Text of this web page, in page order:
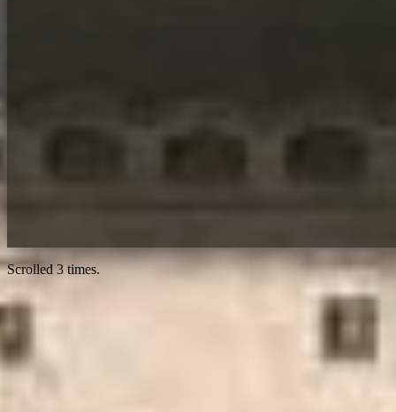
Scrolled3times.